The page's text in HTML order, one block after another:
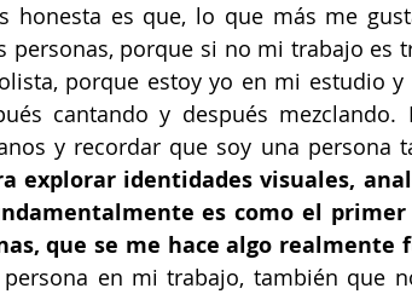
honesta es que, lo que más me
personas, porque si no mi trabajo es
porque estoy yo en mi estudio y
cantando y después
y recordar que soy una persona
explorar identidades visuales,
es como el primer
que se me hace algo realmente
en mi trabajo, también que